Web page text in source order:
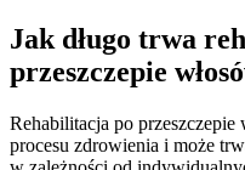
Jak długo trwa
przeszczepie
Rehabilitacja po przeszczepie
procesu zdrowienia i może